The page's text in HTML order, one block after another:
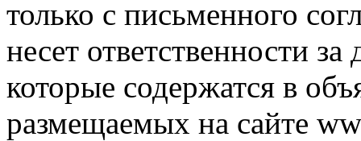
только с письменного
несет ответственности
которые содержатся в
размещаемых на сайте